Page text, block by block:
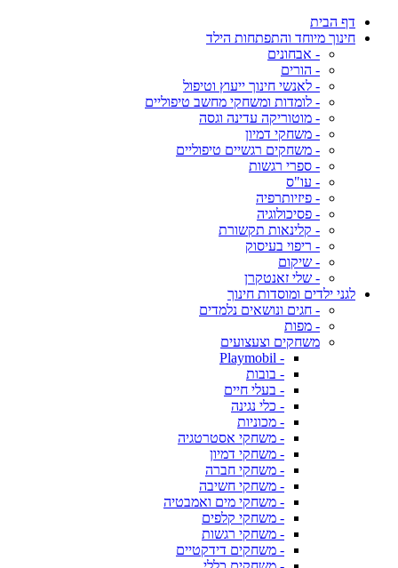
דף הבית
חינוך מיוחד והתפתחות הילד
- אבחונים
- הורים
- לאנשי חינוך ייעוץ וטיפול
- לומדות ומשחקי מחשב טיפוליים
- מוטוריקה עדינה וגסה
- משחקי דמיון
- משחקים רגשיים טיפוליים
- ספרי רגשות
- עו"ס
- פיזיותרפיה
- פסיכולוגיה
- קלינאות תקשורת
- ריפוי בעיסוק
- שיקום
- שלי זאנטקרן
לגני ילדים ומוסדות חינוך
- חגים ונושאים נלמדים
- מפות
משחקים וצעצועים
- Playmobil
- בובות
- בעלי חיים
- כלי נגינה
- מכוניות
- משחקי אסטרטגיה
- משחקי דמיון
- משחקי חברה
- משחקי חשיבה
- משחקי מים ואמבטיה
- משחקי קלפים
- משחקי רגשות
- משחקים דידקטיים